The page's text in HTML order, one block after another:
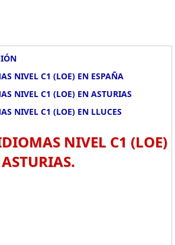
NIVEL C1 (LOE) EN ESPAÑA
NIVEL C1 (LOE) EN ASTURIAS
NIVEL C1 (LOE) EN LLUCES
NIVEL C1 (LOE)